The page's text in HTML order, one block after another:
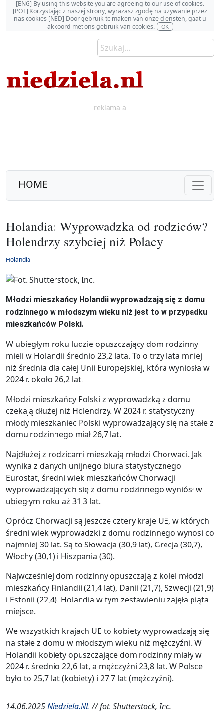
[ENG] By using this website you are agreeing to our use of cookies.
[POL] Korzystając z naszej strony, wyrażasz zgodę na używanie przez
nas cookies [NED] Door gebruik te maken van onze diensten, gaat u
akkoord met ons gebruik van cookies.
OK
reklama a
HOME
Holandia: Wyprowadzka od rodziców?
Holendrzy szybciej niż Polacy
Holandia
Młodzi mieszkańcy Holandii wyprowadzają się z domu
rodzinnego w młodszym wieku niż jest to w przypadku
mieszkańców Polski.
W ubiegłym roku ludzie opuszczający dom rodzinny
mieli w Holandii średnio 23,2 lata. To o trzy lata mniej
niż średnia dla całej Unii Europejskiej, która wyniosła w
2024 r. około 26,2 lat.
Młodzi mieszkańcy Polski z wyprowadzką z domu
czekają dłużej niż Holendrzy. W 2024 r. statystyczny
młody mieszkaniec Polski wyprowadzający się na stałe z
domu rodzinnego miał 26,7 lat.
Najdłużej z rodzicami mieszkają młodzi Chorwaci. Jak
wynika z danych unijnego biura statystycznego
Eurostat, średni wiek mieszkańców Chorwacji
wyprowadzających się z domu rodzinnego wyniósł w
ubiegłym roku aż 31,3 lat.
Oprócz Chorwacji są jeszcze cztery kraje UE, w których
średni wiek wyprowadzki z domu rodzinnego wynosi co
najmniej 30 lat. Są to Słowacja (30,9 lat), Grecja (30,7),
Włochy (30,1) i Hiszpania (30).
Najwcześniej dom rodzinny opuszczają z kolei młodzi
mieszkańcy Finlandii (21,4 lat), Danii (21,7), Szwecji (21,9)
i Estonii (22,4). Holandia w tym zestawieniu zajęła piąta
miejsce.
We wszystkich krajach UE to kobiety wyprowadzają się
na stałe z domu w młodszym wieku niż mężczyźni. W
Holandii kobiety opuszczające dom rodzinny miały w
2024 r. średnio 22,6 lat, a mężczyźni 23,8 lat. W Polsce
było to 25,7 lat (kobiety) i 27,7 lat (mężczyźni).
14.06.2025Niedziela.NL// fot. Shutterstock, Inc.